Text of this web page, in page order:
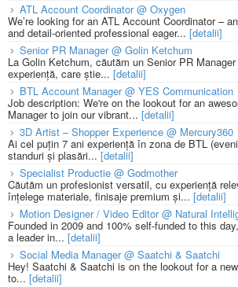
ATL Account Coordinator @ Oxygen
We’re looking for an ATL Account Coordinator –
and detail-oriented professional eager... [detalii]
Senior PR Manager @ Golin Ketchum
La Golin Ketchum, căutăm un Senior PR
experiență, care știe... [detalii]
BTL Account Manager @ YES Communication
Job description: We're on the lookout for an
Manager to join our vibrant... [detalii]
3D Artist – Shopper Experience @ Mercury360
Ai cel puțin 7 ani experiență în zona de BTL
standuri și plasări...[detalii]
Specialist Productie @ Godmother
Căutăm un profesionist versatil, cu experiență
înțelege materiale, finisaje premium și... [detalii]
Motion Designer / Video Editor @ Natural
Founded in 2009 and 100% self-funded to this
a leader in... [detalii]
Social Media Manager @ Saatchi & Saatchi
Hey! Saatchi & Saatchi is on the lookout for a
to... [detalii]